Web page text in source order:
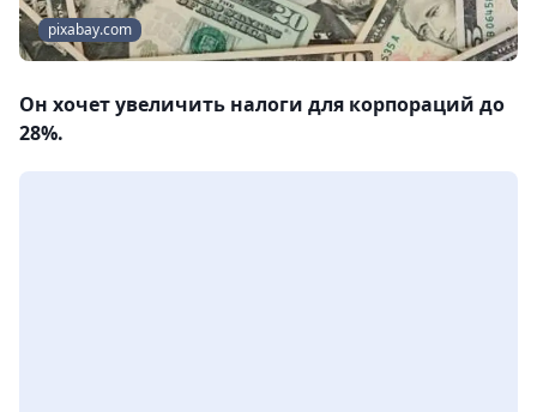
pixabay.com
Он хочет увеличить налоги для корпораций до
28%.